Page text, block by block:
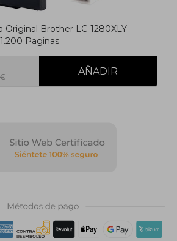
Original Brother LC-1280XLY
Paginas